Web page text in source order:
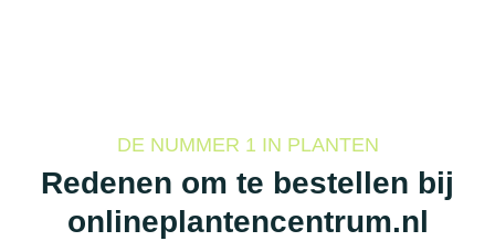
optie
kan
gekozen
DE NUMMER 1 IN PLANTEN
Redenen om te bestellen bij
onlineplantencentrum.nl